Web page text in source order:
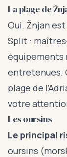
La plage de
Oui. Žnjan est
Split :
équipements
entretenues.
plage de
votre
Les oursins
Le principal
oursins